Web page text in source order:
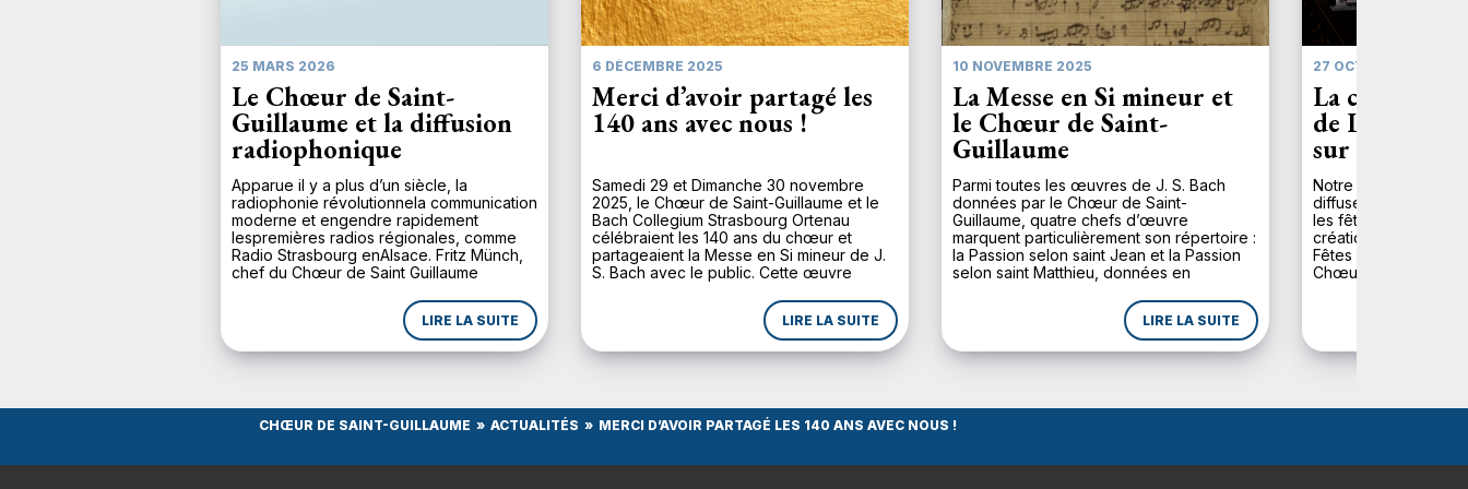
25 MARS 2026
Le Chœur de Saint-
Guillaume et la diffusion
radiophonique
Apparue il y a plus d’un siècle, la
radiophonie révolutionnela communication
moderne et engendre rapidement
lespremières radios régionales, comme
Radio Strasbourg enAlsace. Fritz Münch,
chef du Chœur de Saint Guillaume
l’importance de ce média pour uneplus
large diffusion de la musique. Lors de son
inaugurationle 11 novembre 1930, Radio
Strasbourg diffuse en […]
LIRE LA SUITE
6 DÉCEMBRE 2025
Merci d’avoir partagé les
140 ans avec nous !
Samedi 29 et Dimanche 30 novembre
2025, le Chœur de Saint-Guillaume et le
Bach Collegium Strasbourg Ortenau
célébraient les 140 ans du chœur et
partageaient la Messe en Si mineur de J.
S. Bach avec le public. Cette œuvre
n’avait pas été donnée à Strasbourg
depuis une dizaine d’année, et […]
LIRE LA SUITE
10 NOVEMBRE 2025
La Messe en Si mineur et
le Chœur de Saint-
Guillaume
Parmi toutes les œuvres de J. S. Bach
données par le Chœur de Saint-
Guillaume, quatre chefs d’œuvre
marquent particulièrement son répertoire :
la Passion selon saint Jean et la Passion
selon saint Matthieu, données en
moment de la Semaine sainte, l’Oratorio
de Noël présenté pendant la période de
LIRE LA SUITE
27 OCTOBRE 2025
La création
de Laurent
sur Accent4
Notre radio
diffuser le Requiem
les fêtes de la
création mondiale
Fêtes avec le Chœur
Chœur de Chambre
CHŒUR DE SAINT-GUILLAUME ACTUALITÉS MERCI D’AVOIR PARTAGÉ LES 140 ANS AVEC NOUS !